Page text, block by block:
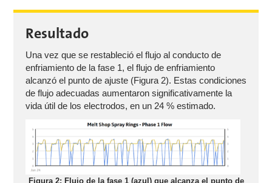
Resultado
Una vez que se restableció el flujo al conducto de
enfriamiento de la fase 1, el flujo de enfriamiento
alcanzó el punto de ajuste (Figura 2). Estas condiciones
de flujo adecuadas aumentaron significativamente la
vida útil de los electrodos, en un 24 % estimado.
Figura 2: Flujo de la fase 1 (azul) que alcanza el punto de